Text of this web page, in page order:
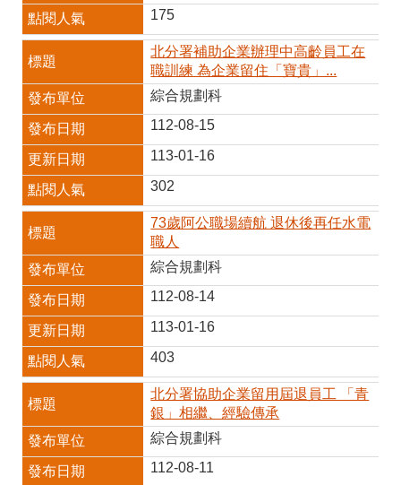
答
彙
RSS
隱
私
權
及
安
全
政
策
政
府
網
站
資
料
開
放
告
聯
絡
資
訊
175
北分署補助企業辦理中高齡員工在
職訓練 為企業留住「寶貴」...
綜合規劃科
112-08-15
113-01-16
302
73歲阿公職場續航 退休後再任水電
職人
綜合規劃科
112-08-14
113-01-16
403
北分署協助企業留用屆退員工 「青
銀」相繼、經驗傳承
綜合規劃科
112-08-11